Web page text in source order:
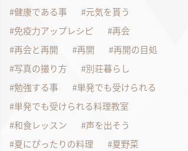
健康である事
元気を貰う
免疫力アップレシピ
再会
再会と再開
再開
再開の目処
写真の撮り方
別荘暮らし
勉強する事
単発でも受けられる
単発でも受けられる料理教室
和食レッスン
声を出そう
夏にぴったりの料理
夏野菜